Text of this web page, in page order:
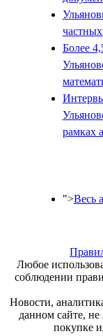
Более
рамках
">Весь
Любое
соблюдении
Новости,
данном сайте,
покупке